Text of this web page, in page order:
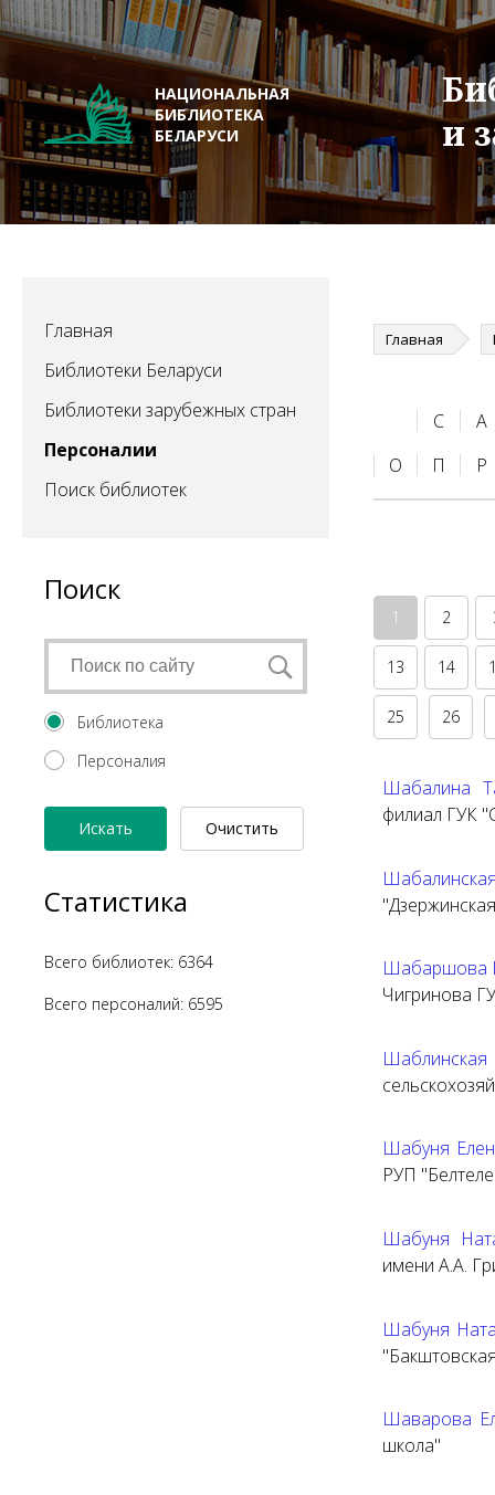
НАЦИОНАЛЬНАЯ
БИБЛИОТЕКА
БЕЛАРУСИ
и
Главная
Библиотеки Беларуси
Библиотеки зарубежных стран
Персоналии
Поиск библиотек
Поиск
Библиотека
Персоналия
Искать
Очистить
Статистика
Всего библиотек: 6364
Всего персоналий: 6595
Главная
C
А
О
П Р
1 2
13 14
25 26
Шабалина
филиал ГУК
Шабаршова
Чигринова
Шабуня
РУП
Шабуня
имени А.А.
Шабуня
Шаварова
школа"